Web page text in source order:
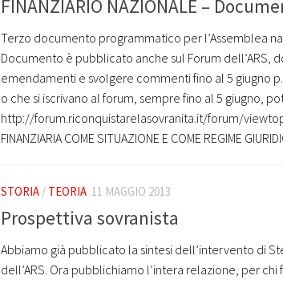
FINANZIARIO NAZIONALE –
Terzo documento programmatico per l’Assemblea
Documento è pubblicato anche sul Forum dell’ARS,
emendamenti e svolgere commenti fino al 5 giugno
o che si iscrivano al forum, sempre fino al 5 giugno,
http://forum.riconquistarelasovranita.it/forum/
FINANZIARIA COME SITUAZIONE E COME REGIME
STORIA / TEORIA 11 MAGGIO 2013
Prospettiva sovranista
Abbiamo già pubblicato la sintesi dell’intervento di
dell’ARS. Ora pubblichiamo l’intera relazione, per